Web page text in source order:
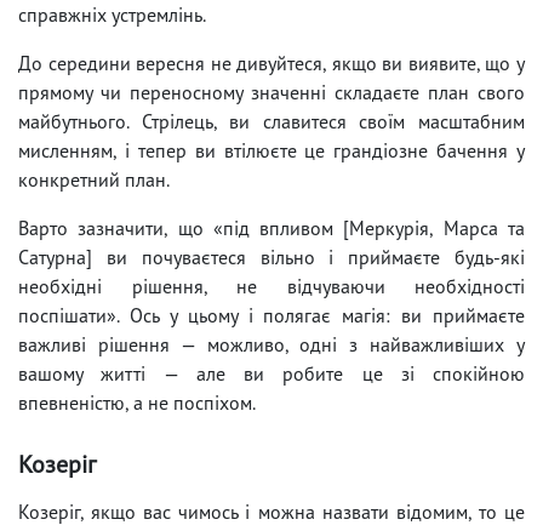
справжніх устремлінь.
До середини вересня не дивуйтеся, якщо ви виявите, що у
прямому чи переносному значенні складаєте план свого
майбутнього. Стрілець, ви славитеся своїм масштабним
мисленням, і тепер ви втілюєте це грандіозне бачення у
конкретний план.
Варто зазначити, що «під впливом [Меркурія, Марса та
Сатурна] ви почуваєтеся вільно і приймаєте будь-які
необхідні рішення, не відчуваючи необхідності
поспішати». Ось у цьому і полягає магія: ви приймаєте
важливі рішення — можливо, одні з найважливіших у
вашому житті — але ви робите це зі спокійною
впевненістю, а не поспіхом.
Козеріг
Козеріг, якщо вас чимось і можна назвати відомим, то це